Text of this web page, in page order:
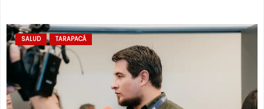
SALUD TARAPACÁ